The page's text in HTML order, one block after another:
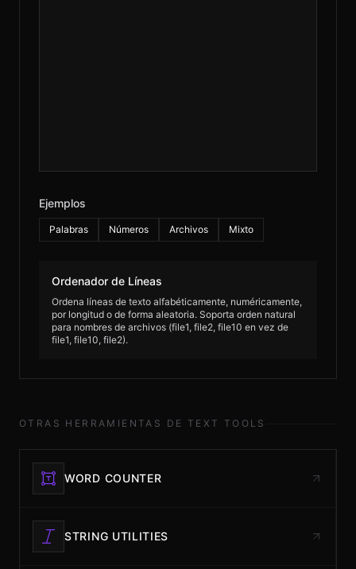
Ejemplos
Palabras Números Archivos Mixto
Ordenador de Líneas
Ordena líneas de texto alfabéticamente, numéricamente,
por longitud o de forma aleatoria. Soporta orden natural
para nombres de archivos (file1, file2, file10 en vez de
file1, file10, file2).
OTRAS HERRAMIENTAS DE TEXT TOOLS
WORD COUNTER
STRING UTILITIES